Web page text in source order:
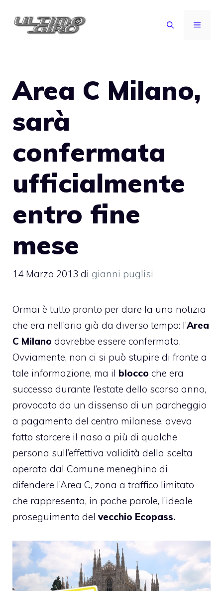
MENU
Area C Milano,
sarà
confermata
ufficialmente
entro fine
mese
14 Marzo 2013 di gianni puglisi
Ormai è tutto pronto per dare la una notizia
che era nell’aria già da diverso tempo: l’Area
C Milano dovrebbe essere confermata.
Ovviamente, non ci si può stupire di fronte a
tale informazione, ma il blocco che era
successo durante l’estate dello scorso anno,
provocato da un dissenso di un parcheggio
a pagamento del centro milanese, aveva
fatto storcere il naso a più di qualche
persona sull’effettiva validità della scelta
operata dal Comune meneghino di
difendere l’Area C, zona a traffico limitato
che rappresenta, in poche parole, l’ideale
proseguimento del vecchio Ecopass.